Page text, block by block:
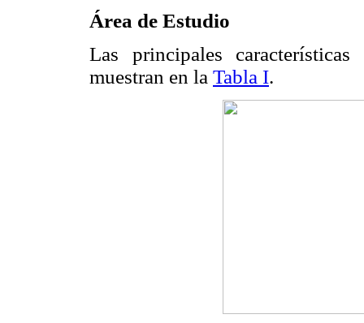
Área de Estudio
Las principales
muestran en la Tabla I.